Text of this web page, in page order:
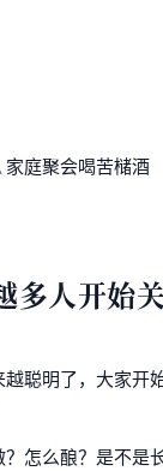
庭聚会喝苦槠酒
多人开始
聪明了，大家开
怎么酿？是不是